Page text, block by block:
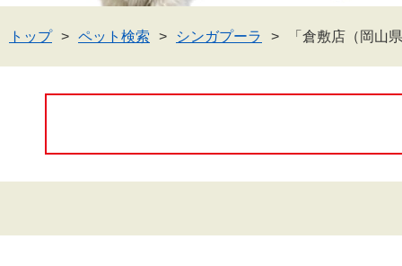
トップ ペット検索 シンガプーラ 「倉敷店（岡山